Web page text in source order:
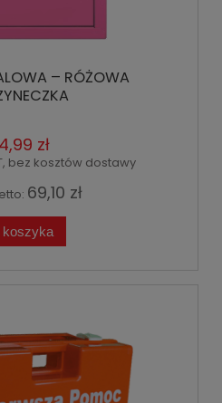
– RÓŻOWA
zł
bez kosztów dostawy
69,10 zł
koszyka